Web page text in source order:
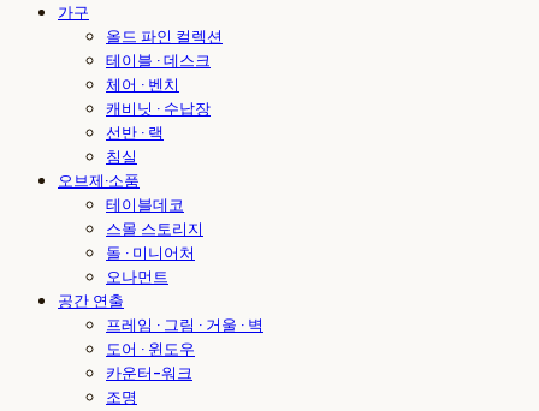
가구
올드 파인 컬렉션
테이블 · 데스크
체어 · 벤치
캐비닛 · 수납장
선반 · 랙
침실
오브제·소품
테이블데코
스몰 스토리지
돌 · 미니어처
오나먼트
공간 연출
프레임 · 그림 · 거울 · 벽
도어 · 윈도우
카운터-워크
조명